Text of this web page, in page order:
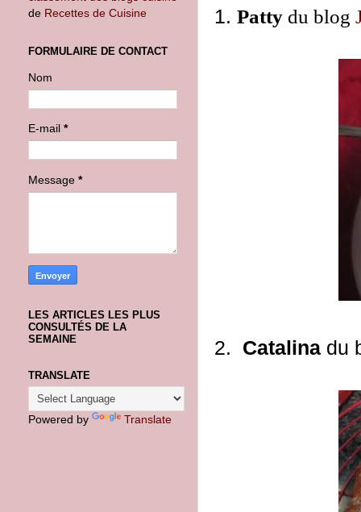
1. Patty du blog
2. Catalina du
de Recettes de Cuisine
FORMULAIRE DE CONTACT
Nom
E-mail *
Message *
LES ARTICLES LES PLUS
CONSULTÉS DE LA
SEMAINE
TRANSLATE
Powered by Translate